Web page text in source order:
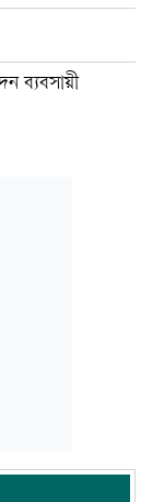
ব্যবসায়ী